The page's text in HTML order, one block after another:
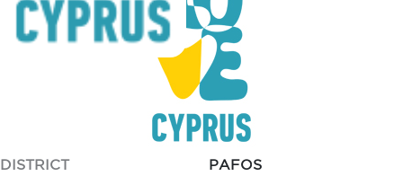
DISTRICT
PAFOS